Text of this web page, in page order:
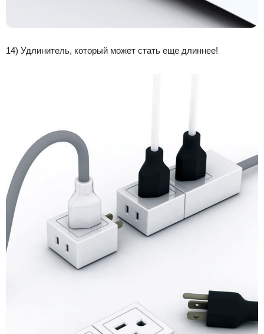
14) Удлинитель, который может стать еще длиннее!